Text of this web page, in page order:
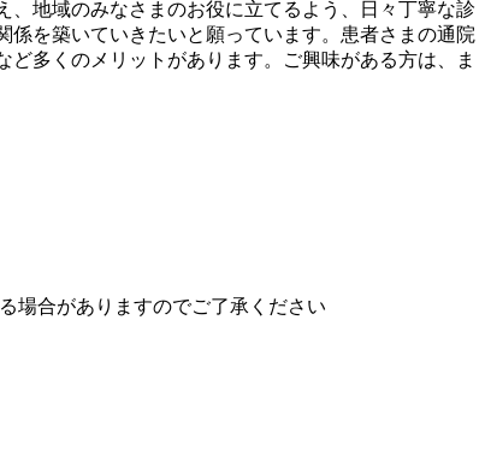
地域のみなさまのお役に立てるよう、日々丁寧な診
を築いていきたいと願っています。患者さまの通院
多くのメリットがあります。ご興味がある方は、ま
場合がありますのでご了承ください